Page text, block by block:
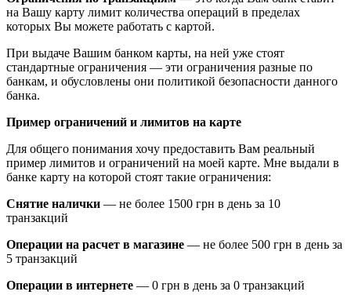
на Вашу карту лимит количества операций в пределах
которых Вы можете работать с картой.
При выдаче Вашим банком карты, на ней уже стоят
стандартные ограничения — эти ограничения разные по
банкам, и обусловлены они политикой безопасности данного
банка.
Пример ограничений и лимитов на карте
Для общего понимания хочу предоставить Вам реальный
пример лимитов и ограничений на моей карте. Мне выдали в
банке карту на которой стоят такие ограничения:
Снятие налички — не более 1500 грн в день за 10
транзакций
Операции на расчет в магазине — не более 500 грн в день за
5 транзакций
Операции в интернете — 0 грн в день за 0 транзакций